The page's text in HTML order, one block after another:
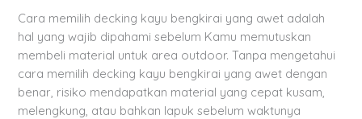
Cara memilih decking kayu bengkirai yang awet adalah
hal yang wajib dipahami sebelum Kamu memutuskan
membeli material untuk area outdoor. Tanpa mengetahui
cara memilih decking kayu bengkirai yang awet dengan
benar, risiko mendapatkan material yang cepat kusam,
melengkung, atau bahkan lapuk sebelum waktunya